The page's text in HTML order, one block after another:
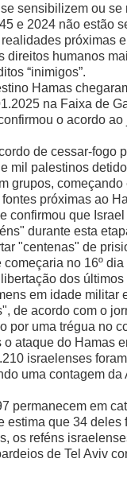
sensibilizem ou se
e 2024 não estão
próximas
direitos humanos
“inimigos”.
Hamas
na Faixa de
o acordo ao
de cessar-fogo
mil palestinos
grupos, começando
próximas ao
confirmou que
durante esta
"centenas" de
começaria no 16º
dos
em idade militar
de acordo com o
por uma trégua no
ataque do Hamas
israelenses
uma contagem da
permanecem em
estima que 34 deles
os reféns
de Tel Aviv